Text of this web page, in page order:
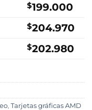
$199.000
$204.970
$202.980
, Tarjetas gráficas AMD